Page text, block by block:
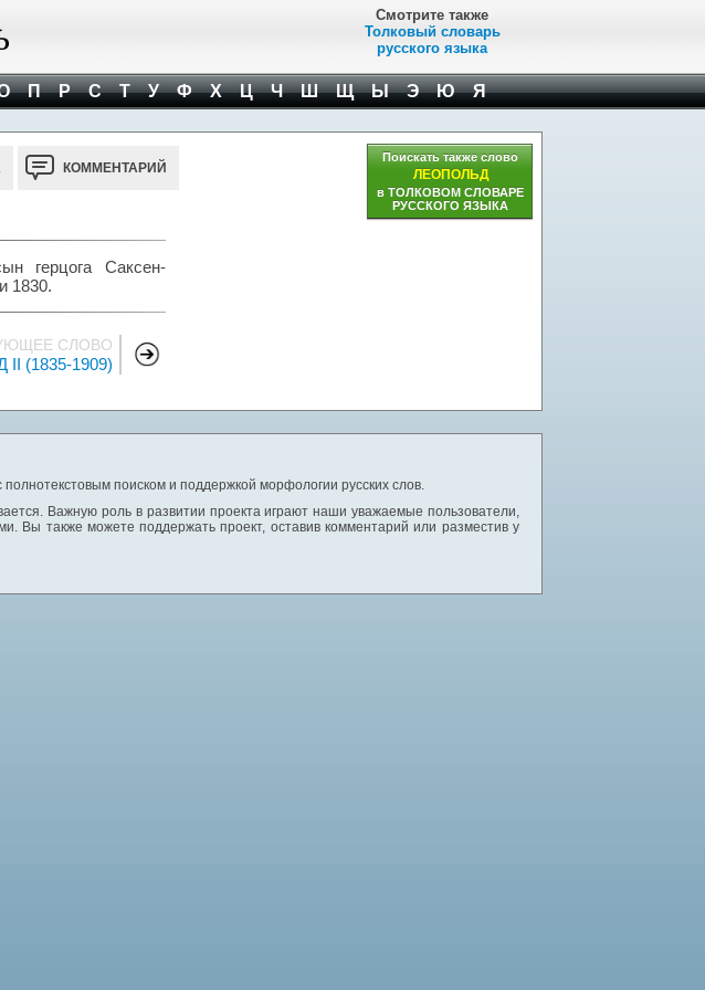
Смотрите также
Толковый словарь
русского языка
П Р С Т У Ф Х Ц Ч Ш Щ Ы Э Ю Я
КОММЕНТАРИЙ
герцога Саксен-
1830.
СЛОВО
(1835-1909)
Поискать также слово
ЛЕОПОЛЬД
в ТОЛКОВОМ СЛОВАРЕ
РУССКОГО ЯЗЫКА
поиском и поддержкой морфологии русских слов.
Важную роль в развитии проекта играют наши уважаемые пользователи,
Вы также можете поддержать проект, оставив комментарий или разместив у